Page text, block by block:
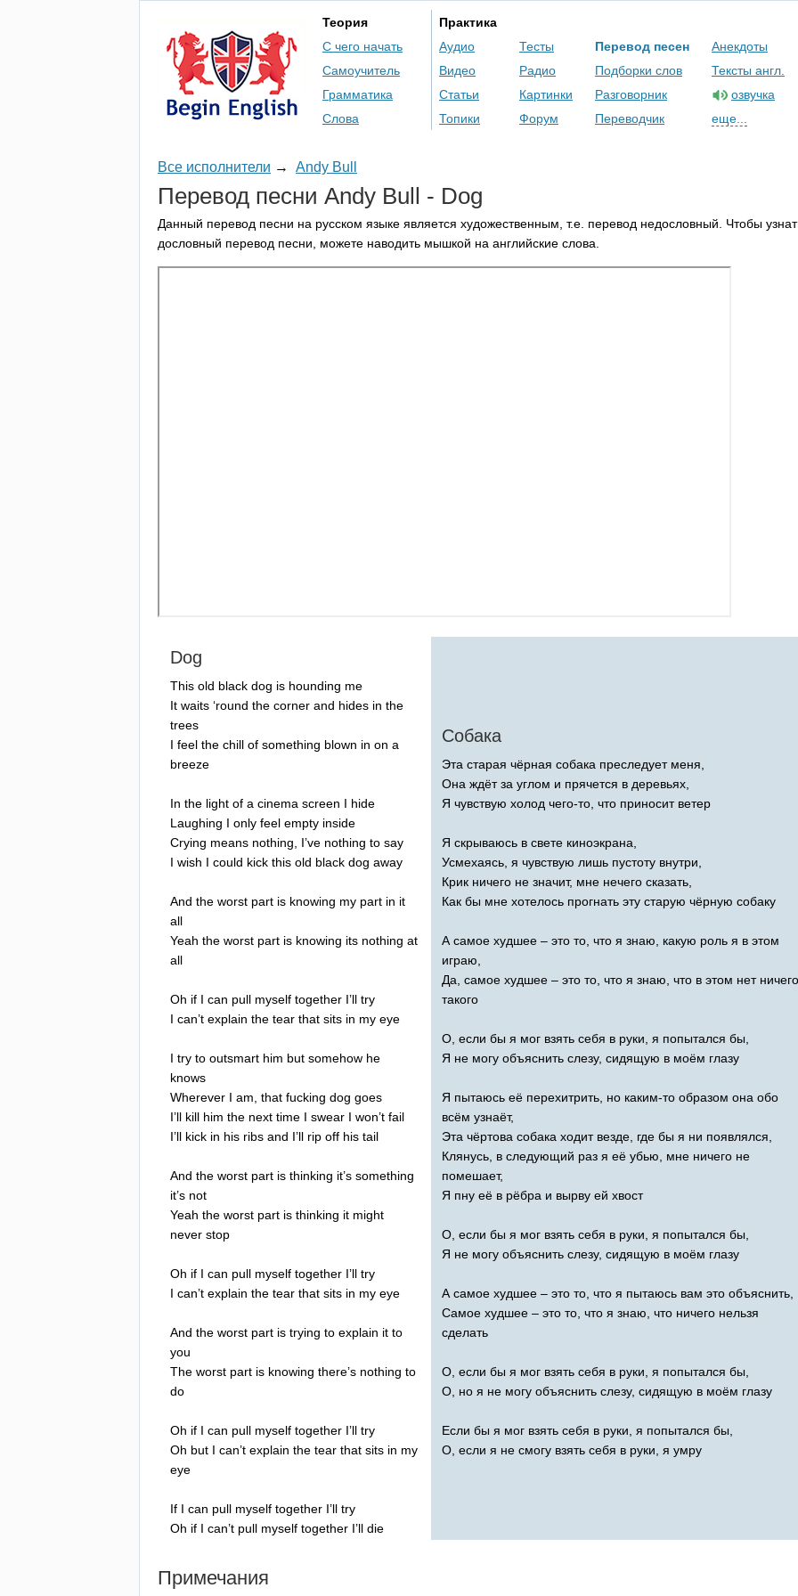
Теория
С чего начать
Самоучитель
Грамматика
Слова
Практика
Аудио
Видео
Статьи
Топики
Тесты
Радио
Картинки
Форум
Перевод песен
Подборки слов
Разговорник
Переводчик
Анекдоты
Тексты англ.
озвучка
еще...
Все исполнители → Andy Bull
Перевод песни Andy Bull - Dog
Данный перевод песни на русском языке является художественным, т.е. перевод недословный. Чтобы
дословный перевод песни, можете наводить мышкой на английские слова.
Dog
This old black dog is hounding me
It waits ‘round the corner and hides in the
trees
I feel the chill of something blown in on a
breeze
In the light of a cinema screen I hide
Laughing I only feel empty inside
Crying means nothing I’ve nothing to say
I wish I could kick this old black dog away
And the worst part is knowing my part in it
all
Yeah the worst part is knowing its nothing at
all
Oh if I can pull myself together I’ll try
I can’t explain the tear that sits in my eye
I try to outsmart him but somehow he
knows
Wherever I am that fucking dog goes
I’ll kill him the next time I swear I won’t fail
I’ll kick in his ribs and I’ll rip off his tail
And the worst part is thinking it’s something
it’s not
Yeah the worst part is thinking it might
never stop
Oh if I can pull myself together I’ll try
I can’t explain the tear that sits in my eye
And the worst part is trying to explain it to
you
The worst part is knowing there’s nothing to
do
Oh if I can pull myself together I’ll try
Oh but I can’t explain the tear that sits in my
eye
If I can pull myself together I’ll try
Oh if I can’t pull myself together I’ll die
Собака
Эта старая чёрная собака преследует меня,
Она ждёт за углом и прячется в деревьях,
Я чувствую холод чего-то, что приносит ветер
Я скрываюсь в свете киноэкрана,
Усмехаясь, я чувствую лишь пустоту внутри,
Крик ничего не значит, мне нечего сказать,
Как бы мне хотелось прогнать эту старую чёрную собаку
А самое худшее – это то, что я знаю, какую роль я в этом
играю,
Да, самое худшее – это то, что я знаю, что в этом нет ничего
такого
О, если бы я мог взять себя в руки, я попытался бы,
Я не могу объяснить слезу, сидящую в моём глазу
Я пытаюсь её перехитрить, но каким-то образом она обо
всём узнаёт,
Эта чёртова собака ходит везде, где бы я ни появлялся,
Клянусь, в следующий раз я её убью, мне ничего не
помешает,
Я пну её в рёбра и вырву ей хвост
О, если бы я мог взять себя в руки, я попытался бы,
Я не могу объяснить слезу, сидящую в моём глазу
А самое худшее – это то, что я пытаюсь вам это объяснить,
Самое худшее – это то, что я знаю, что ничего нельзя
сделать
О, если бы я мог взять себя в руки, я попытался бы,
О, но я не могу объяснить слезу, сидящую в моём глазу
Если бы я мог взять себя в руки, я попытался бы,
О, если я не смогу взять себя в руки, я умру
Примечания